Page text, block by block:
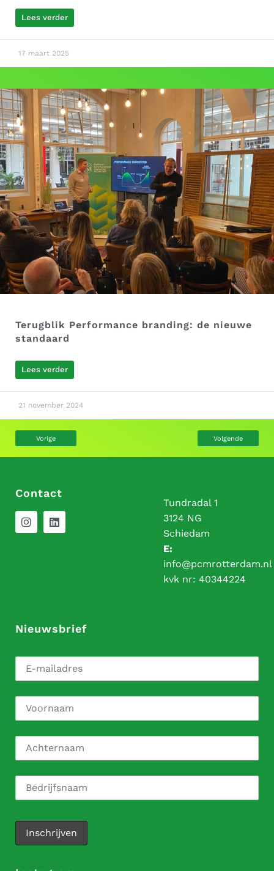
Lees verder
17 maart 2025
Terugblik Performance branding: de nieuwe
standaard
Lees verder
21 november 2024
Vorige Volgende
Contact
Tundradal 1
3124 NG
Schiedam
E:
info@pcmrotterdam.nl
kvk nr: 40344224
Nieuwsbrief